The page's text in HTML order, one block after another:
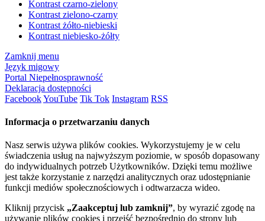
Kontrast czarno-zielony
Kontrast zielono-czarny
Kontrast żółto-niebieski
Kontrast niebiesko-żółty
Zamknij menu
Język migowy
Portal Niepełnosprawność
Deklaracja dostępności
FacebookYouTube Tik Tok Instagram RSS
Informacja o przetwarzaniu danych
Nasz serwis używa plików cookies. Wykorzystujemy je w celu
świadczenia usług na najwyższym poziomie, w sposób dopasowany
do indywidualnych potrzeb Użytkowników. Dzięki temu możliwe
jest także korzystanie z narzędzi analitycznych oraz udostępnianie
funkcji mediów społecznościowych i odtwarzacza wideo.
Kliknij przycisk „Zaakceptuj lub zamknij”, by wyrazić zgodę na
używanie plików cookies i przejść bezpośrednio do strony lub